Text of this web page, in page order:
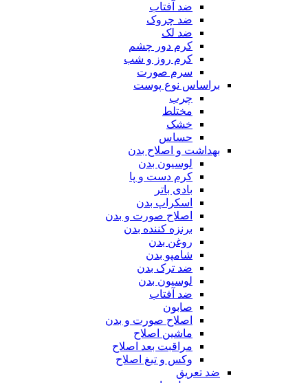
ضد آفتاب
ضد چروک
ضد لک
کرم دور چشم
کرم روز و شب
سرم صورت
براساس نوع پوست
چرب
مختلط
خشک
حساس
بهداشت و اصلاح بدن
لوسیون بدن
کرم دست و پا
بادی باتر
اسکراپ بدن
اصلاح صورت و بدن
برنزه کننده بدن
روغن بدن
شامپو بدن
ضد ترک بدن
لوسیون بدن
ضد آفتاب
صابون
اصلاح صورت و بدن
ماشین اصلاح
مراقبت بعد اصلاح
وکس و تیغ اصلاح
ضد تعریق